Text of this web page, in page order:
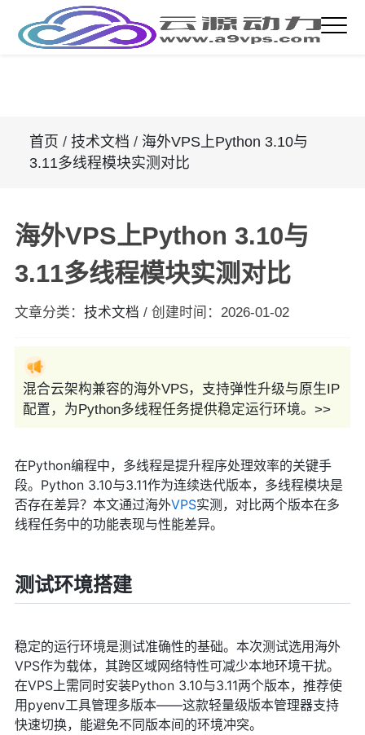
首页 / 技术文档 / 海外VPS上Python 3.10与
3.11多线程模块实测对比
海外VPS上Python 3.10与
3.11多线程模块实测对比
文章分类： 技术文档 / 创建时间： 2026-01-02
混合云架构兼容的海外VPS，支持弹性升级与原生IP
配置，为Python多线程任务提供稳定运行环境。>>
在Python编程中，多线程是提升程序处理效率的关键手
段。Python 3.10与3.11作为连续迭代版本，多线程模块是
否存在差异？本文通过海外VPS实测，对比两个版本在多
线程任务中的功能表现与性能差异。
测试环境搭建
稳定的运行环境是测试准确性的基础。本次测试选用海外
VPS作为载体，其跨区域网络特性可减少本地环境干扰。
在VPS上需同时安装Python 3.10与3.11两个版本，推荐使
用pyenv工具管理多版本——这款轻量级版本管理器支持
快速切换，能避免不同版本间的环境冲突。